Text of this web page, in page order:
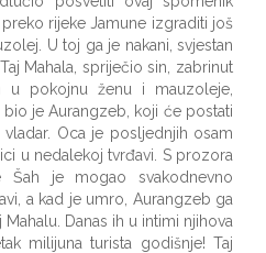
preko rijeke Jamune izgraditi još
U toj ga je nakani, svjestan
Mahala, spriječio sin, zabrinut
pokojnu ženu i mauzoleje,
bio je Aurangzeb, koji će postati
Oca je posljednjih osam
u nedalekoj tvrđavi. S prozora
Šah je mogao svakodnevno
a kad je umro, Aurangzeb ga
Danas ih u intimi njihova
milijuna turista godišnje! Taj